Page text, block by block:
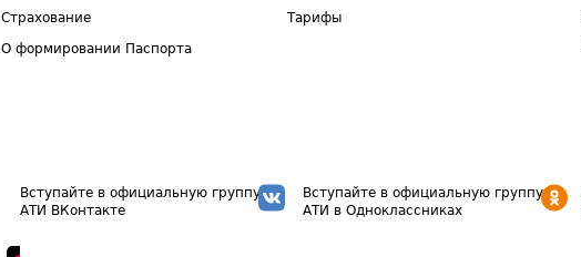
Страхование
О формировании Паспорта
Тарифы
Вступайте в официальную группу
АТИ ВКонтакте
Вступайте в официальную группу
АТИ в Одноклассниках